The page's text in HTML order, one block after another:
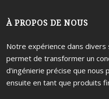
À PROPOS DE NOUS
Notre expérience dans
permet de transformer un
d’ingénierie précise que
ensuite en tant que produits